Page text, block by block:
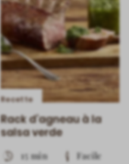
Recette
Rack d’agneau à la
salsa verde
15 min Facile